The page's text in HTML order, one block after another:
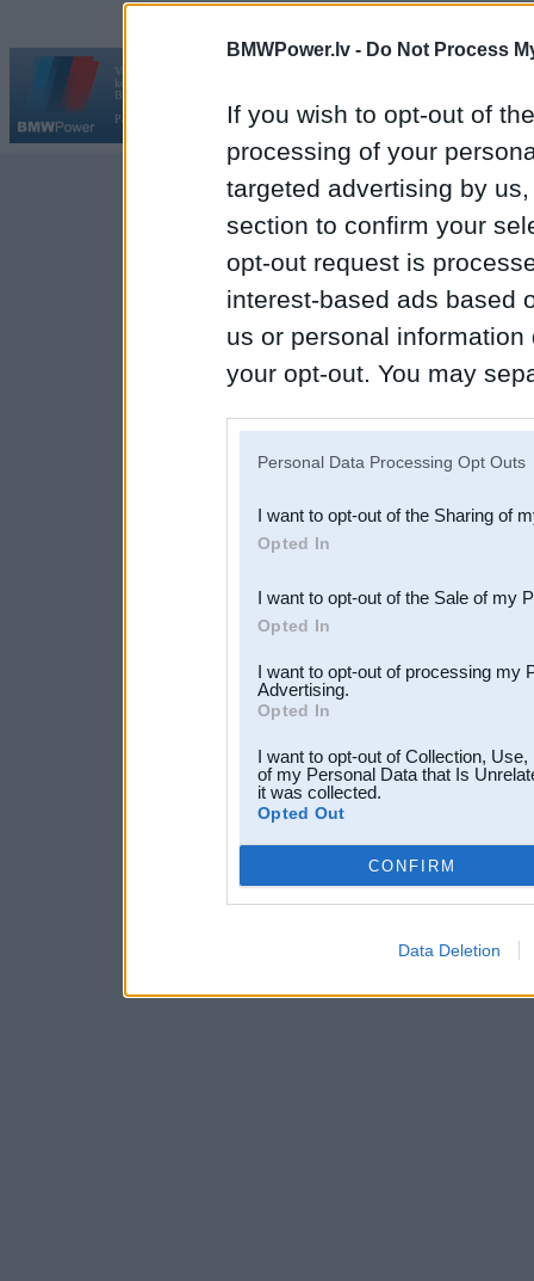
BMWPower.lv - Do Not Process
If you wish to opt-out of
processing of your
targeted advertising by
section to confirm your
opt-out request is
interest-based ads based
us or personal
your opt-out. You may
Downstream Participants
third parties.
Personal Data Processing Opt Outs
I want to opt-out of the Sharing of
Opted In
I want to opt-out of the Sale of my
Opted In
I want to opt-out of processing my
Advertising.
Opted In
I want to opt-out of Collection,
of my Personal Data that Is
it was collected.
Opted Out
CONFIRM
Data Deletion
Vortāls BMWPower.lv darbojas
kopš 2002. gada 14. maija. Tas nav auto klubs un nav saistīts ar
BMW AG.
Par BMWPower
|Reklāma